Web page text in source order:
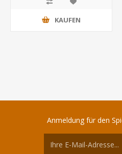
KAUFEN
Anmeldung für den